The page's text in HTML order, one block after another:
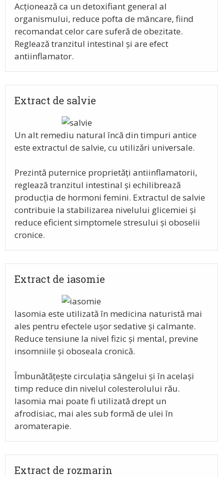
Acționează ca un detoxifiant general al
organismului, reduce pofta de mâncare, fiind
recomandat celor care suferă de obezitate.
Reglează tranzitul intestinal și are efect
antiinflamator.
Extract de salvie
Un alt remediu natural încă din timpuri antice
este extractul de salvie, cu utilizări universale.
Prezintă puternice proprietăți antiinflamatorii,
reglează tranzitul intestinal și echilibrează
producția de hormoni femini. Extractul de salvie
contribuie la stabilizarea nivelului glicemiei și
reduce eficient simptomele stresului și oboselii
cronice.
Extract de iasomie
Iasomia este utilizată în medicina naturistă mai
ales pentru efectele ușor sedative și calmante.
Reduce tensiune la nivel fizic și mental, previne
insomniile și oboseala cronică.
Îmbunătățește circulația sângelui și în același
timp reduce din nivelul colesterolului rău.
Iasomia mai poate fi utilizată drept un
afrodisiac, mai ales sub formă de ulei în
aromaterapie.
Extract de rozmarin